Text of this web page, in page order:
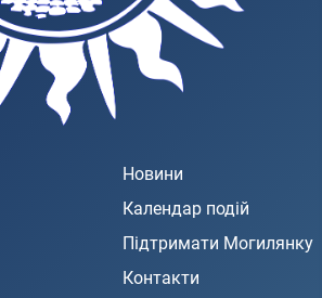
Новини
Календар подій
Підтримати Могилянку
Контакти